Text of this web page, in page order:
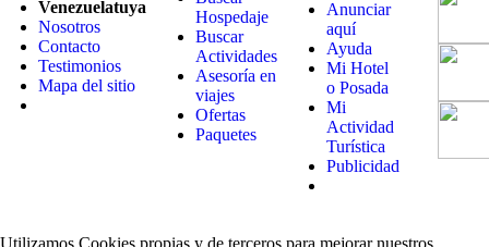
Venezuelatuya
Nosotros
Contacto
Testimonios
Mapa del sitio
Hospedaje
Buscar
Actividades
Asesoría en
viajes
Ofertas
Paquetes
Anunciar
aquí
Ayuda
Mi Hotel
o Posada
Mi
Actividad
Turística
Publicidad
Utilizamos Cookies propias y de terceros para mejorar nuestros